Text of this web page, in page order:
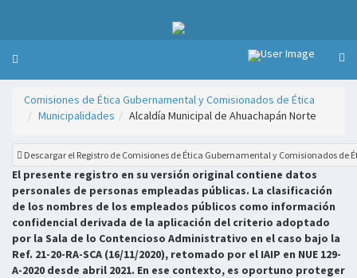
Comisiones de Ética Gubernamental y Comisionados de Ética
Municipalidades
Alcaldía Municipal de Ahuachapán Norte
Descargar el Registro de Comisiones de Ética Gubernamental y Comisionados de
El presente registro en su versión original contiene datos
personales de personas empleadas públicas. La clasificación
de los nombres de los empleados públicos como información
confidencial derivada de la aplicación del criterio adoptado
por la Sala de lo Contencioso Administrativo en el caso bajo la
Ref. 21-20-RA-SCA (16/11/2020), retomado por el IAIP en NUE 129-
A-2020 desde abril 2021. En ese contexto, es oportuno proteger